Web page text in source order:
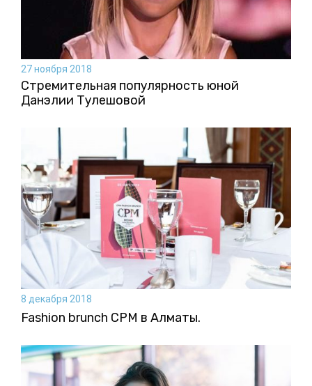
27 ноября 2018
Стремительная популярность юной
Данэлии Тулешовой
8 декабря 2018
Fashion brunch CPM в Алматы.